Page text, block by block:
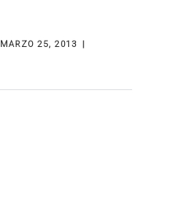
MARZO 25, 2013